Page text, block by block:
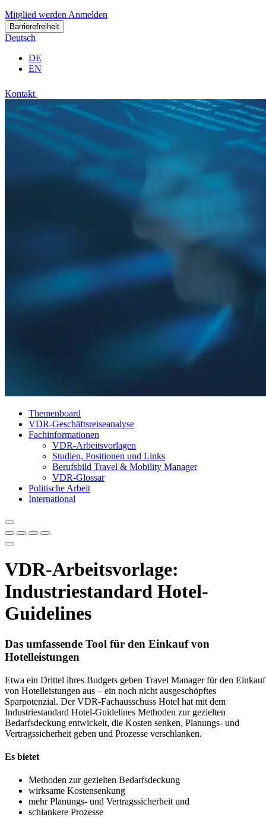
Mitglied werden Anmelden
Barrierefreiheit
Deutsch
DE
EN
Kontakt
Themenboard
VDR-Geschäftsreiseanalyse
Fachinformationen
VDR-Arbeitsvorlagen
Studien, Positionen und Links
Berufsbild Travel & Mobility Manager
VDR-Glossar
Politische Arbeit
International
VDR-Arbeitsvorlage:
Industriestandard Hotel-
Guidelines
Das umfassende Tool für den Einkauf von
Hotelleistungen
Etwa ein Drittel ihres Budgets geben Travel Manager für den Einkauf
von Hotelleistungen aus – ein noch nicht ausgeschöpftes
Sparpotenzial. Der VDR-Fachausschuss Hotel hat mit dem
Industriestandard Hotel-Guidelines Methoden zur gezielten
Bedarfsdeckung entwickelt, die Kosten senken, Planungs- und
Vertragssicherheit geben und Prozesse verschlanken.
Es bietet
Methoden zur gezielten Bedarfsdeckung
wirksame Kostensenkung
mehr Planungs- und Vertragssicherheit und
schlankere Prozesse